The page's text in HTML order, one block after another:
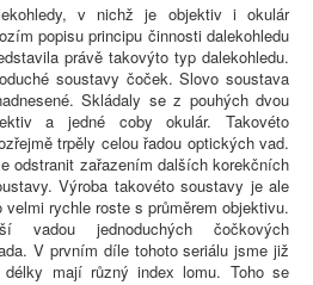
v nichž je objektiv i okulár
popisu principu činnosti dalekohledu
právě takovýto typ dalekohledu.
soustavy čoček. Slovo soustava
Skládaly se z pouhých dvou
a jedné coby okulár. Takovéto
trpěly celou řadou optických vad.
odstranit zařazením dalších korekčních
Výroba takovéto soustavy je ale
rychle roste s průměrem objektivu.
vadou jednoduchých čočkových
V prvním díle tohoto seriálu jsme již
mají různý index lomu. Toho se